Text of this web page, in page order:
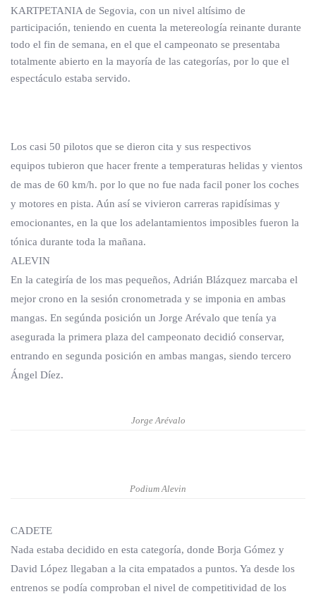
KARTPETANIA de Segovia, con un nivel altísimo de
participación, teniendo en cuenta la metereología reinante durante
todo el fin de semana, en el que el campeonato se presentaba
totalmente abierto en la mayoría de las categorías, por lo que el
espectáculo estaba servido.
Los casi 50 pilotos que se dieron cita y sus respectivos
equipos tubieron que hacer frente a temperaturas helidas y vientos
de mas de 60 km/h. por lo que no fue nada facil poner los coches
y motores en pista. Aún así se vivieron carreras rapidísimas y
emocionantes, en la que los adelantamientos imposibles fueron la
tónica durante toda la mañana.
ALEVIN
En la categiría de los mas pequeños, Adrián Blázquez marcaba el
mejor crono en la sesión cronometrada y se imponia en ambas
mangas. En segúnda posición un Jorge Arévalo que tenía ya
asegurada la primera plaza del campeonato decidió conservar,
entrando en segunda posición en ambas mangas, siendo tercero
Ángel Díez.
Jorge Arévalo
Podium Alevin
CADETE
Nada estaba decidido en esta categoría, donde Borja Gómez y
David López llegaban a la cita empatados a puntos. Ya desde los
entrenos se podía comproban el nivel de competitividad de los